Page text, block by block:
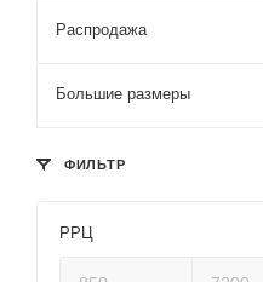
Распродажа
Большие размеры
ФИЛЬТР
РРЦ